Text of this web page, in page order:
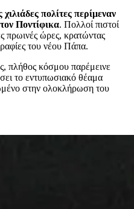
χιλιάδες πολίτες περίμεναν
Ποντίφικα. Πολλοί πιστοί
πρωινές ώρες, κρατώντας
του νέου Πάπα.
πλήθος κόσμου παρέμεινε
το εντυπωσιακό θέαμα
στην ολοκλήρωση του